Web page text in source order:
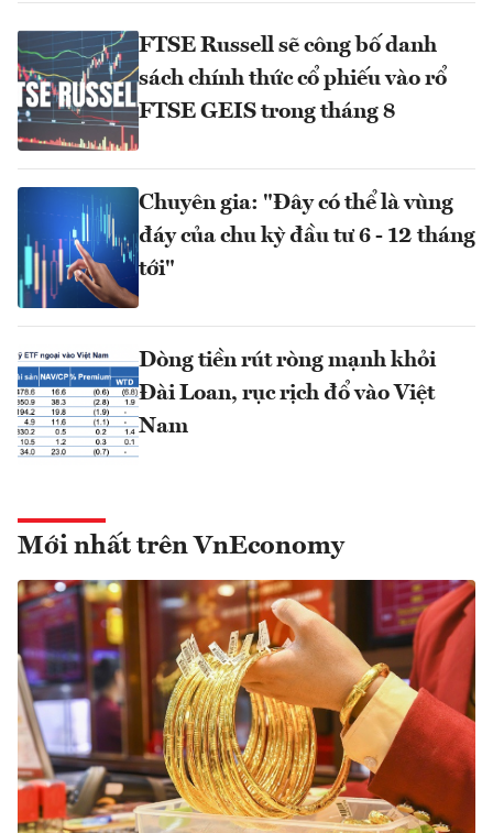
FTSE Russell sẽ công bố danh
sách chính thức cổ phiếu vào rổ
FTSE GEIS trong tháng 8
Chuyên gia: "Đây có thể là vùng
đáy của chu kỳ đầu tư 6 - 12 tháng
tới"
Dòng tiền rút ròng mạnh khỏi
Đài Loan, rục rịch đổ vào Việt
Nam
Mới nhất trên VnEconomy